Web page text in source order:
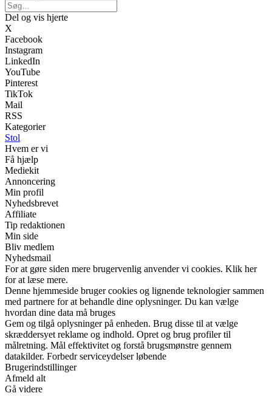
Del og vis hjerte
X
Facebook
Instagram
LinkedIn
YouTube
Pinterest
TikTok
Mail
RSS
Kategorier
Stol
Hvem er vi
Få hjælp
Mediekit
Annoncering
Min profil
Nyhedsbrevet
Affiliate
Tip redaktionen
Min side
Bliv medlem
Nyhedsmail
For at gøre siden mere brugervenlig anvender vi cookies. Klik her
for at læse mere.
Denne hjemmeside bruger cookies og lignende teknologier sammen
med partnere for at behandle dine oplysninger. Du kan vælge
hvordan dine data må bruges
Gem og tilgå oplysninger på enheden. Brug disse til at vælge
skræddersyet reklame og indhold. Opret og brug profiler til
målretning. Mål effektivitet og forstå brugsmønstre gennem
datakilder. Forbedr serviceydelser løbende
Brugerindstillinger
Afmeld alt
Gå videre